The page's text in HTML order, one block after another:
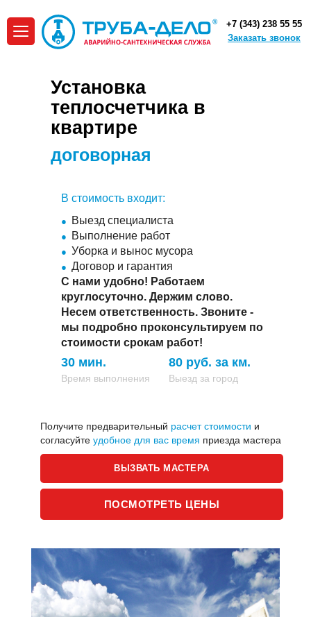
+7 (343) 238 55 55
Заказать звонок
Установка
теплосчетчика в
квартире
договорная
В стоимость входит:
Выезд специалиста
Выполнение работ
Уборка и вынос мусора
Договор и гарантия
С нами удобно! Работаем
круглосуточно. Держим слово.
Несем ответственность. Звоните -
мы подробно проконсультируем по
стоимости срокам работ!
Время выполнения
30 мин.
Выезд за город
80 руб. за км.
Получите предварительный расчет стоимости и
согласуйте удобное для вас время приезда мастера